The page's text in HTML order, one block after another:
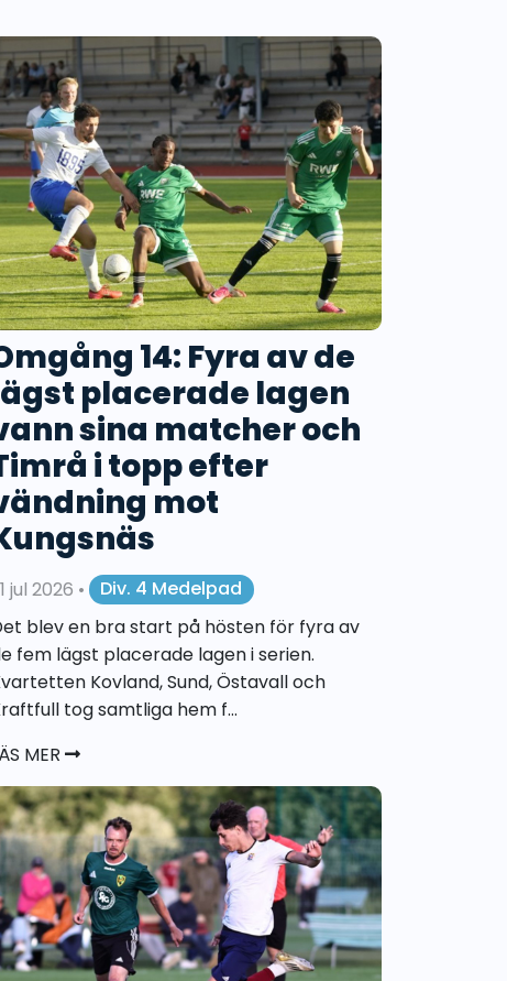
14: Fyra av de
placerade lagen
sina matcher och
i topp efter
mot
jul 2026 •
Div. 4 Medelpad
blev en bra start på hösten för fyra av
fem lägst placerade lagen i serien.
Kovland, Sund, Östavall och
tog samtliga hem f...
MER